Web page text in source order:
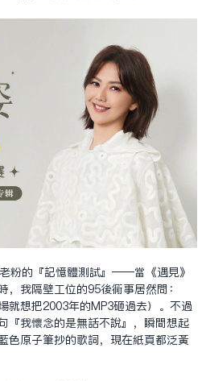
粉的『記憶體測試』——當《遇見》
，我隔壁工位的95後同事居然問：
就想把2003年的MP3砸過去）。不過
『我懷念的是無話不說』，瞬間想起
色原子筆抄的歌詞，現在紙頁都泛黃